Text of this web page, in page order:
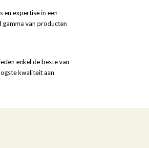
en expertise in een
gamma van producten
enkel de beste van
kwaliteit aan